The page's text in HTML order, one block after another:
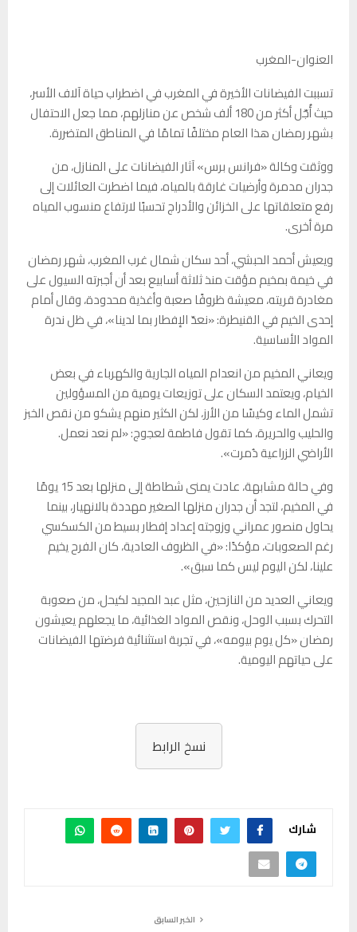
العنوان-المغرب
تسببت الفيضانات الأخيرة في المغرب في اضطراب حياة آلاف الأسر،
حيث أُجّل أكثر من 180 ألف شخص عن منازلهم، مما جعل الاحتفال
بشهر رمضان هذا العام مختلفًا تمامًا في المناطق المتضررة.
ووثقت وكالة «فرانس برس» آثار الفيضانات على المنازل، من
جدران مدمرة وأرضيات غارقة بالمياه، فيما اضطرت العائلات إلى
رفع متعلقاتها على الخزائن والأدراج تحسبًا لارتفاع منسوب المياه
مرة أخرى.
ويعيش أحمد الحبشي، أحد سكان شمال غرب المغرب، شهر رمضان
في خيمة بمخيم مؤقت منذ ثلاثة أسابيع بعد أن أجبرته السيول على
مغادرة قريته، معيشة ظروفًا صعبة وأغذية محدودة، وقال أمام
إحدى الخيم في القنيطرة: «نعدّ الإفطار بما لدينا»، في ظل ندرة
المواد الأساسية.
ويعاني المخيم من انعدام المياه الجارية والكهرباء في بعض
الخيام، ويعتمد السكان على توزيعات يومية من المسؤولين
تشمل الماء وكيسًا من الأرز، لكن الكثير منهم يشكو من نقص الخبز
والحليب والحريرة، كما تقول فاطمة لعجوج: «لم نعد نعمل.
الأراضي الزراعية دُمرت».
وفي حالة مشابهة، عادت يمنى شطاطة إلى منزلها بعد 15 يومًا
في المخيم، لتجد أن جدران منزلها الصغير مهددة بالانهيار، بينما
يحاول منصور عمراني وزوجته إعداد إفطار بسيط من الكسكسي
رغم الصعوبات، مؤكدًا: «في الظروف العادية، كان الفرح يخيم
علينا، لكن اليوم ليس كما سبق».
ويعاني العديد من النازحين، مثل عبد المجيد لكيحل، من صعوبة
التحرك بسبب الوحل، ونقص المواد الغذائية، ما يجعلهم يعيشون
رمضان «كل يوم بيومه»، في تجربة استثنائية فرضتها الفيضانات
على حياتهم اليومية.
نسخ الرابط
شارك
الخبر السابق